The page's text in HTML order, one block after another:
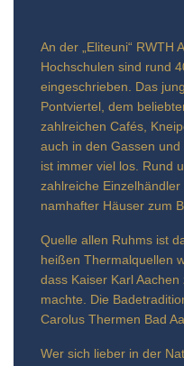
An der „Eliteuni“ RWTH
Hochschulen sind rund
eingeschrieben. Das
Pontviertel, dem
zahlreichen Cafés,
auch in den Gassen
ist immer viel los. Rund
zahlreiche
namhafter Häuser zum
Quelle allen Ruhms ist
heißen Thermalquellen
dass Kaiser Karl
machte. Die
Carolus Thermen Bad
Wer sich lieber in der